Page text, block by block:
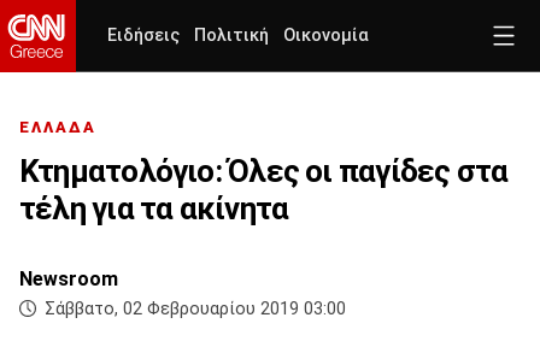
Ειδήσεις Πολιτική Οικονομία
ΕΛΛΑΔΑ
Κτηματολόγιο: Όλες οι παγίδες στα
τέλη για τα ακίνητα
Newsroom
Σάββατο, 02 Φεβρουαρίου 2019 03:00